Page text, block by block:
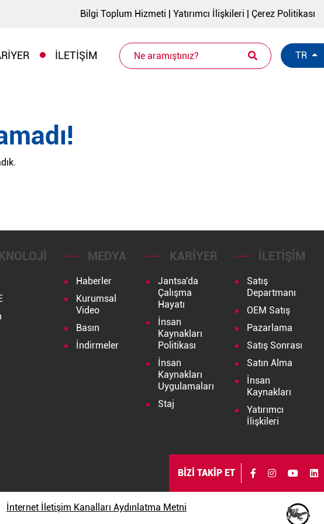
Bilgi Toplum Hizmeti | Yatırımcı İlişkileri | Çerez Politikası
İLETIŞIM TR
MEDYA
Haberler
Kurumsal
Video
Basın
İndirmeler
KARIYER
Jantsa'da
Çalışma
Hayatı
İnsan
Kaynakları
Politikası
İnsan
Kaynakları
Uygulamaları
Staj
İLETIŞIM
Satış
Departmanı
OEM Satış
Pazarlama
Satış Sonrası
Satın Alma
İnsan
Kaynakları
Yatırımcı
İlişkileri
BİZİ TAKİP ET
İnternet İletişim Kanalları Aydınlatma Metni